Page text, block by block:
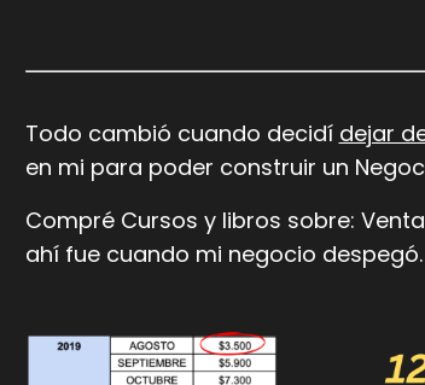
Todo cambió cuando decidí dejar
en mi para poder construir un
Compré Cursos y libros sobre:
ahí fue cuando mi negocio despegó.